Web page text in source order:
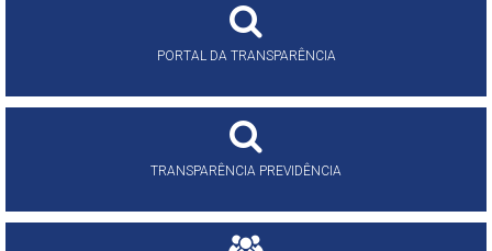
PORTAL DA TRANSPARÊNCIA
TRANSPARÊNCIA PREVIDÊNCIA